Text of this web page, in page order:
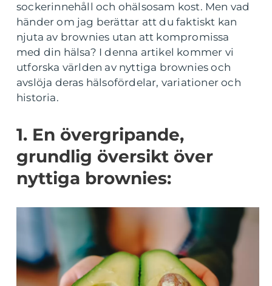
sockerinnehåll och ohälsosam kost. Men vad
händer om jag berättar att du faktiskt kan
njuta av brownies utan att kompromissa
med din hälsa? I denna artikel kommer vi
utforska världen av nyttiga brownies och
avslöja deras hälsofördelar, variationer och
historia.
1. En övergripande,
grundlig översikt över
nyttiga brownies: